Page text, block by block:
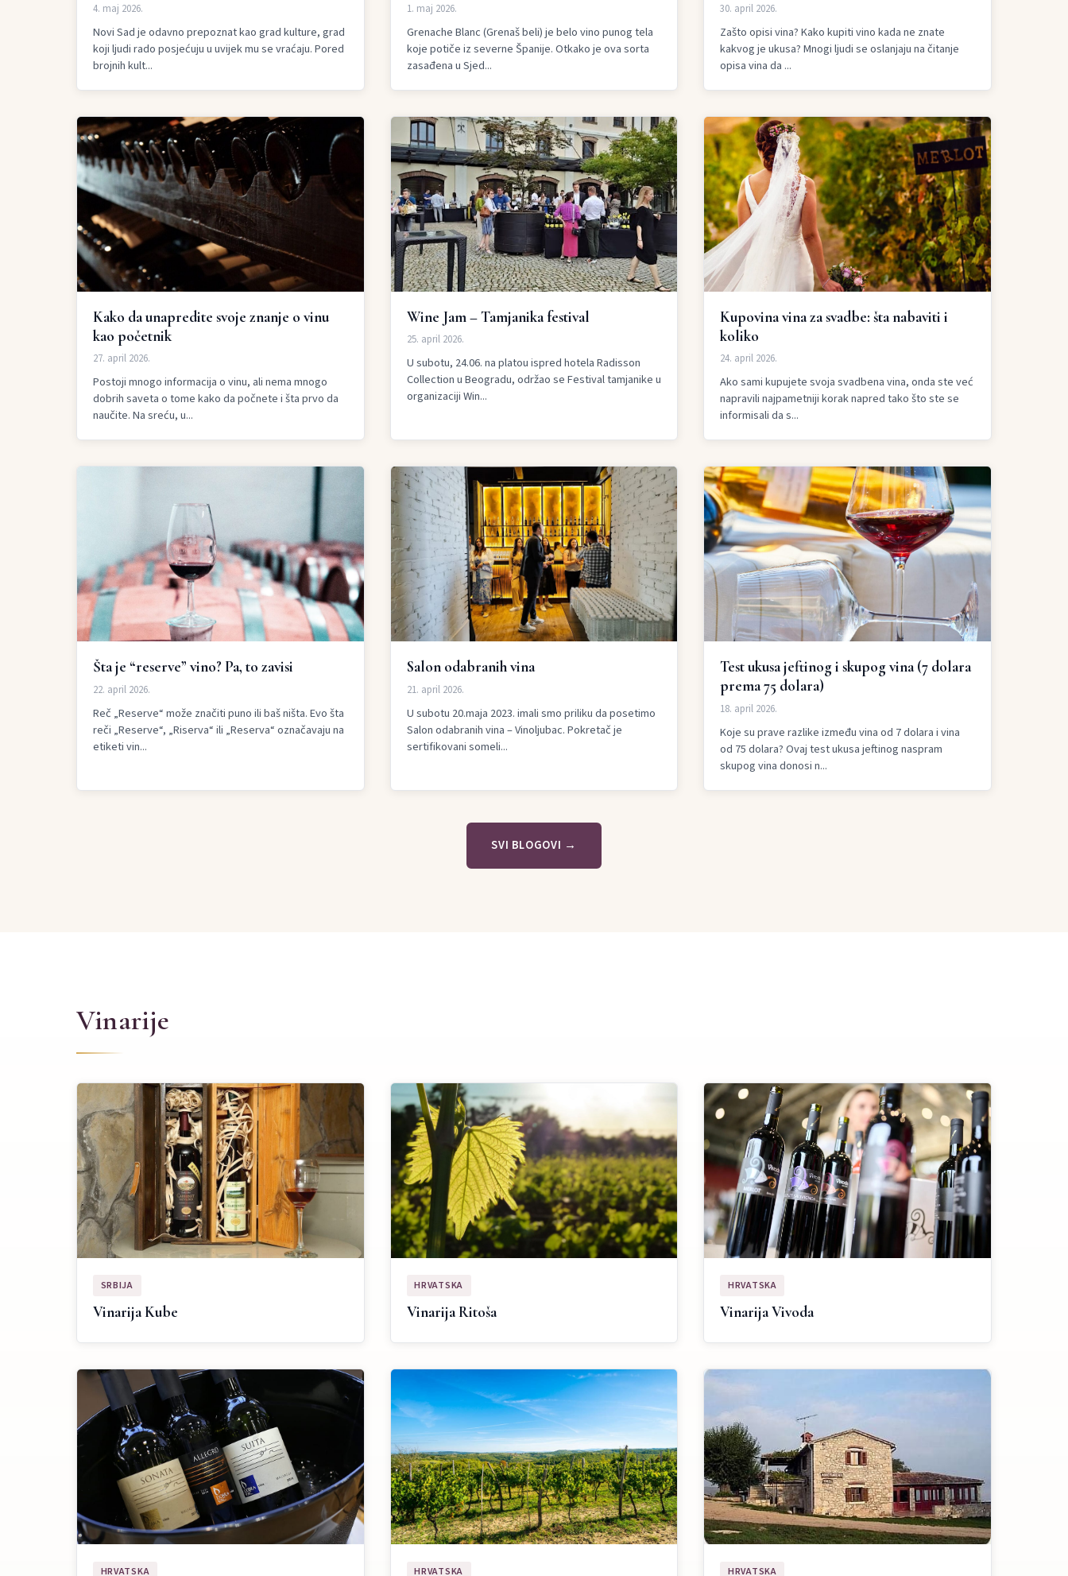
4. maj 2026.
Novi Sad je odavno prepoznat kao grad kulture, grad
koji ljudi rado posjećuju u uvijek mu se vraćaju. Pored
brojnih kult...
1. maj 2026.
Grenache Blanc (Grenaš beli) je belo vino punog tela
koje potiče iz severne Španije. Otkako je ova sorta
zasađena u Sjed...
30. april 2026.
Zašto opisi vina? Kako kupiti vino kada ne znate
kakvog je ukusa? Mnogi ljudi se oslanjaju na čitanje
opisa vina da ...
Kako da unapredite svoje znanje o vinu
kao početnik
27. april 2026.
Postoji mnogo informacija o vinu, ali nema mnogo
dobrih saveta o tome kako da počnete i šta prvo da
naučite. Na sreću, u...
Wine Jam – Tamjanika festival
25. april 2026.
U subotu, 24.06. na platou ispred hotela Radisson
Collection u Beogradu, održao se Festival tamjanike u
organizaciji Win...
Kupovina vina za svadbe: šta nabaviti i
koliko
24. april 2026.
Ako sami kupujete svoja svadbena vina, onda ste već
napravili najpametniji korak napred tako što ste se
informisali da s...
Šta je “reserve” vino? Pa, to zavisi
22. april 2026.
Reč „Reserve“ može značiti puno ili baš ništa. Evo šta
reči „Reserve“, „Riserva“ ili „Reserva“ označavaju na
etiketi vin...
Salon odabranih vina
21. april 2026.
U subotu 20.maja 2023. imali smo priliku da posetimo
Salon odabranih vina – Vinoljubac. Pokretač je
sertifikovani someli...
Test ukusa jeftinog i skupog vina (7 dolara
prema 75 dolara)
18. april 2026.
Koje su prave razlike između vina od 7 dolara i vina
od 75 dolara? Ovaj test ukusa jeftinog naspram
skupog vina donosi n...
SVI BLOGOVI →
Vinarije
SRBIJA
Vinarija Kube
HRVATSKA
Vinarija Ritoša
HRVATSKA
Vinarija Vivoda
HRVATSKA HRVATSKA HRVATSKA